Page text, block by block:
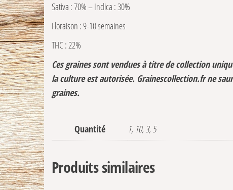
Sativa : 70% – Indica : 30%
Floraison : 9-10 semaines
THC : 22%
Ces graines sont vendues à titre de collection
la culture est autorisée. Grainescollection.fr ne
graines.
Quantité 1, 10, 3, 5
Produits similaires